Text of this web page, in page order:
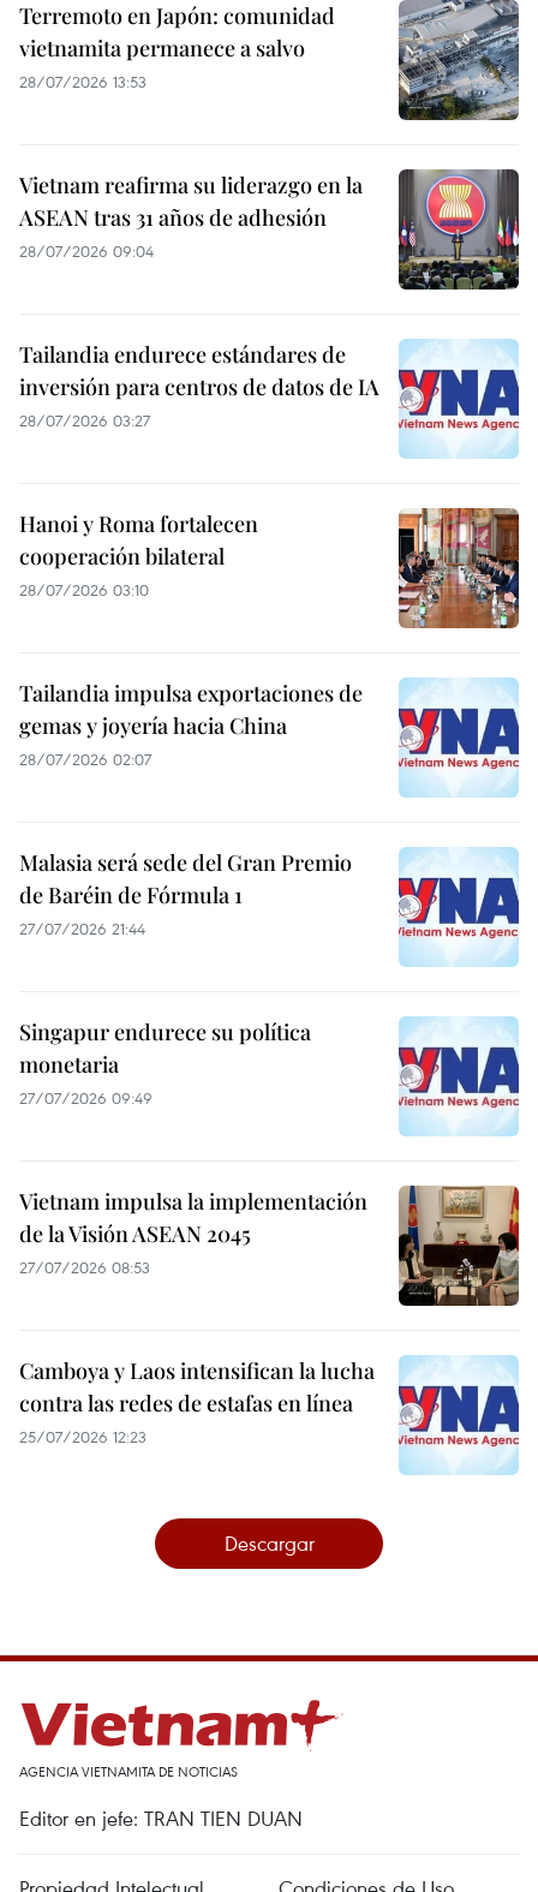
Terremoto en Japón: comunidad
vietnamita permanece a salvo
28/07/2026 13:53
Vietnam reafirma su liderazgo en la
ASEAN tras 31 años de adhesión
28/07/2026 09:04
Tailandia endurece estándares de
inversión para centros de datos de IA
28/07/2026 03:27
Hanoi y Roma fortalecen
cooperación bilateral
28/07/2026 03:10
Tailandia impulsa exportaciones de
gemas y joyería hacia China
28/07/2026 02:07
Malasia será sede del Gran Premio
de Baréin de Fórmula 1
27/07/2026 21:44
Singapur endurece su política
monetaria
27/07/2026 09:49
Vietnam impulsa la implementación
de la Visión ASEAN 2045
27/07/2026 08:53
Camboya y Laos intensifican la lucha
contra las redes de estafas en línea
25/07/2026 12:23
Descargar
AGENCIA VIETNAMITA DE NOTICIAS
Editor en jefe: TRAN TIEN DUAN